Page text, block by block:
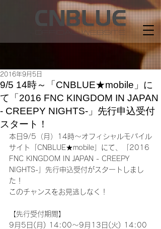
9/5 14時～「CNBLUE★mobile」に
て「2016 FNC KINGDOM IN JAPAN
- CREEPY NIGHTS-」先行申込受付
スタート！
2016年9月5日
本日9/5（月）14時～オフィシャルモバイル
サイト「CNBLUE★mobile」にて、「2016
FNC KINGDOM IN JAPAN - CREEPY
NIGHTS-」先行申込受付がスタートしまし
た！
このチャンスをお見逃しなく！
【先行受付期間】
9月5日(月) 14:00～9月13日(火) 14:00